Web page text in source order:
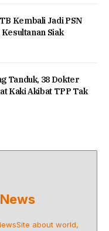
Kembali Jadi PSN
Siak
Tanduk, 38 Dokter
Kaki Akibat TPP Tak
about world,